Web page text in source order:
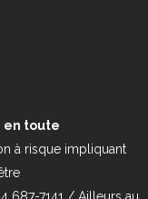
en toute
à risque impliquant
687-7141 / Ailleurs au